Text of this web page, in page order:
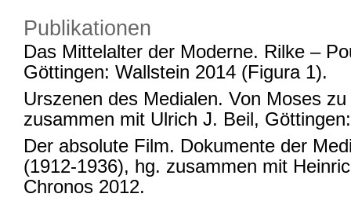
Publikationen
Das Mittelalter der Moderne. Rilke –
Göttingen: Wallstein 2014 (Figura 1).
Urszenen des Medialen. Von Moses
zusammen mit Ulrich J. Beil,
Der absolute Film. Dokumente der
(1912-1936), hg. zusammen mit
Chronos 2012.